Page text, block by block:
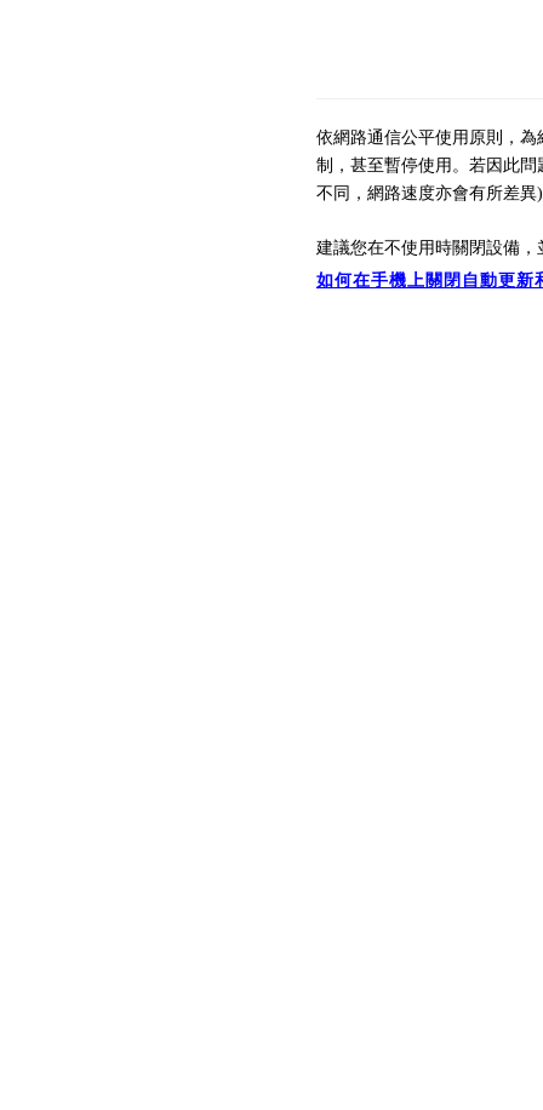
依網路通信公平使用原則，
制， 甚至暫停使用。 若因此問
不同， 網路速度亦會有所差異
建議您在不使用時關閉設備，
如何在手機上關閉自動更新